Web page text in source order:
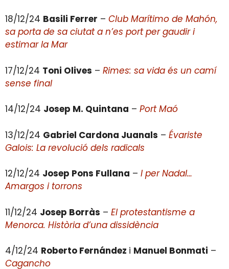
18/12/24 Basili Ferrer – Club Marítimo de Mahón,
sa porta de sa ciutat a n’es port per gaudir i
estimar la Mar
17/12/24 Toni Olives – Rimes: sa vida és un camí
sense final
14/12/24 Josep M. Quintana – Port Maó
13/12/24 Gabriel Cardona Juanals – Évariste
Galois: La revolució dels radicals
12/12/24 Josep Pons Fullana – I per Nadal…
Amargos i torrons
11/12/24 Josep Borràs – El protestantisme a
Menorca. Història d’una dissidència
4/12/24 Roberto Fernández i Manuel Bonmati –
Cagancho